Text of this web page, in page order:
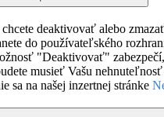
deaktivovať alebo
do používateľského
"Deaktivovať" zabezpečí,
musieť Vašu
sa na našej inzertnej stránke